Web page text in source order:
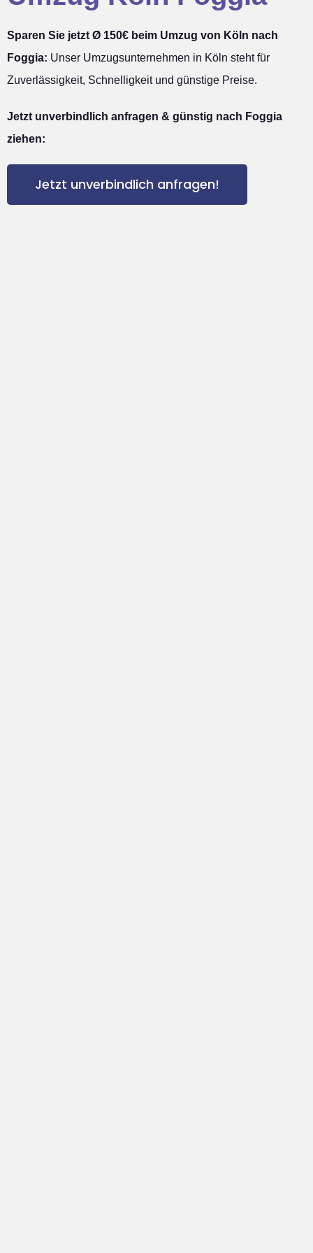
Sparen Sie jetzt Ø 150€ beim Umzug von Köln nach
Foggia: Unser Umzugsunternehmen in Köln steht für
Zuverlässigkeit, Schnelligkeit und günstige Preise.
Jetzt unverbindlich anfragen & günstig nach Foggia
ziehen:
Jetzt unverbindlich anfragen!